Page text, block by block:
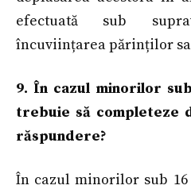
efectuată sub
încuviințarea părinților
9. În cazul minorilor
trebuie să completeze
răspundere?
În cazul minorilor sub